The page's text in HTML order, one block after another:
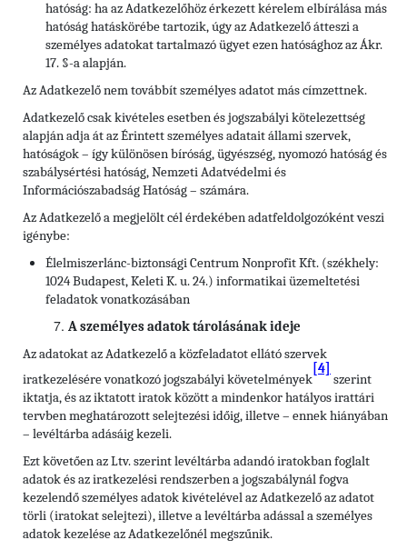
hatóság: ha az Adatkezelőhöz érkezett kérelem elbírálása más
hatóság hatáskörébe tartozik, úgy az Adatkezelő átteszi a
személyes adatokat tartalmazó ügyet ezen hatósághoz az Ákr.
17. §-a alapján.
Az Adatkezelő nem továbbít személyes adatot más címzettnek.
Adatkezelő csak kivételes esetben és jogszabályi kötelezettség
alapján adja át az Érintett személyes adatait állami szervek,
hatóságok – így különösen bíróság, ügyészség, nyomozó hatóság és
szabálysértési hatóság, Nemzeti Adatvédelmi és
Információszabadság Hatóság – számára.
Az Adatkezelő a megjelölt cél érdekében adatfeldolgozóként veszi
igénybe:
Élelmiszerlánc-biztonsági Centrum Nonprofit Kft. (székhely:
1024 Budapest, Keleti K. u. 24.) informatikai üzemeltetési
feladatok vonatkozásában
A személyes adatok tárolásának ideje
Az adatokat az Adatkezelő a közfeladatot ellátó szervek
iratkezelésére vonatkozó jogszabályi követelmények
[4]
szerint
iktatja, és az iktatott iratok között a mindenkor hatályos irattári
tervben meghatározott selejtezési időig, illetve – ennek hiányában
– levéltárba adásáig kezeli.
Ezt követően az Ltv. szerint levéltárba adandó iratokban foglalt
adatok és az iratkezelési rendszerben a jogszabálynál fogva
kezelendő személyes adatok kivételével az Adatkezelő az adatot
törli (iratokat selejtezi), illetve a levéltárba adással a személyes
adatok kezelése az Adatkezelőnél megszűnik.